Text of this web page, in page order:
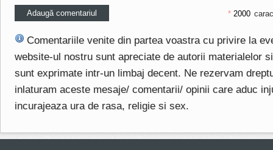
*
Comentariile venite din partea voastra cu privire la
website-ul nostru sunt apreciate de autorii materialelor
sunt exprimate intr-un limbaj decent. Ne rezervam
inlaturam aceste mesaje/ comentarii/ opinii care aduc
incurajeaza ura de rasa, religie si sex.